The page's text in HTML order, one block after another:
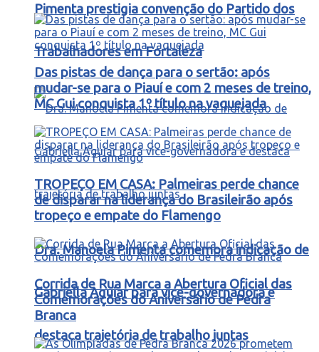
Pimenta prestigia convenção do Partido dos
Trabalhadores em Fortaleza
Dra. Manoela Pimenta comemora indicação de
Gabriella Aguiar para vice-governadora e
destaca trajetória de trabalho juntas
Das pistas de dança para o sertão: após
mudar-se para o Piauí e com 2 meses de treino,
MC Gui conquista 1º título na vaquejada
TROPEÇO EM CASA: Palmeiras perde chance
de disparar na liderança do Brasileirão após
tropeço e empate do Flamengo
Corrida de Rua Marca a Abertura Oficial das
Comemorações do Aniversário de Pedra
Branca